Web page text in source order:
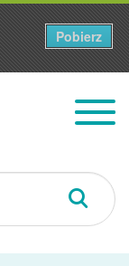
Pobierz